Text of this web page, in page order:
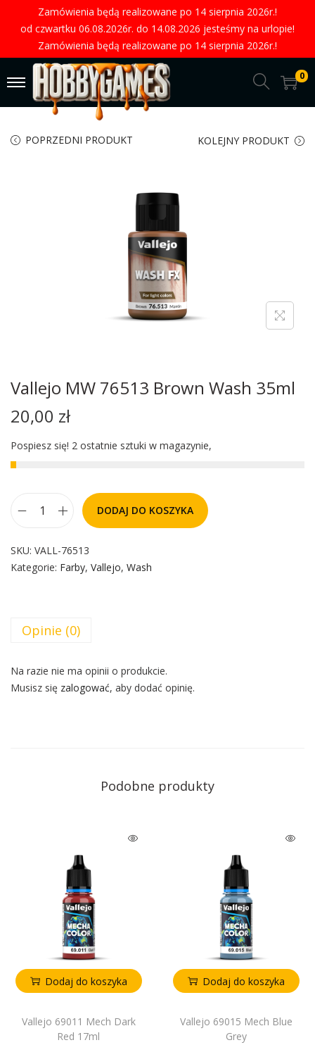
Zamówienia będą realizowane po 14 sierpnia 2026r.!
od czwartku 06.08.2026r. do 14.08.2026 jesteśmy na urlopie!
Zamówienia będą realizowane po 14 sierpnia 2026r.!
0
POPRZEDNI PRODUKT KOLEJNY PRODUKT
Vallejo MW 76513 Brown Wash 35ml
20,00 zł
Pospiesz się! 2 ostatnie sztuki w magazynie,
DODAJ DO KOSZYKA
SKU: VALL-76513
Kategorie: Farby, Vallejo, Wash
Opinie (0)
Na razie nie ma opinii o produkcie.
Musisz się zalogować, aby dodać opinię.
Podobne produkty
Dodaj do koszyka
Vallejo 69011 Mech Dark
Red 17ml
Dodaj do koszyka
Vallejo 69015 Mech Blue
Grey